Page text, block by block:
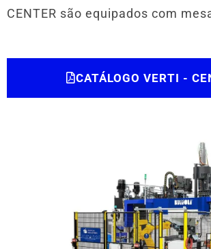
CENTER são equipados com
CATÁLOGO VERTI -